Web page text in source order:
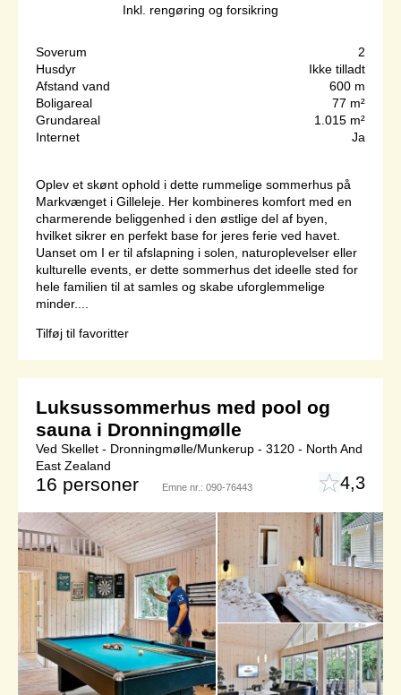
Inkl. rengøring og forsikring
Soverum
2
Husdyr
Ikke tilladt
Afstand vand
600 m
Boligareal
77 m²
Grundareal
1.015 m²
Internet
Ja
Oplev et skønt ophold i dette rummelige sommerhus på
Markvænget i Gilleleje. Her kombineres komfort med en
charmerende beliggenhed i den østlige del af byen,
hvilket sikrer en perfekt base for jeres ferie ved havet.
Uanset om I er til afslapning i solen, naturoplevelser eller
kulturelle events, er dette sommerhus det ideelle sted for
hele familien til at samles og skabe uforglemmelige
minder....
Tilføj til favoritter
Luksussommerhus med pool og
sauna i Dronningmølle
Ved Skellet - Dronningmølle/Munkerup - 3120 - North And
East Zealand
16 personer Emne nr.: 090-76443 4,3